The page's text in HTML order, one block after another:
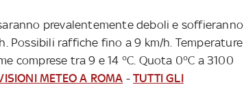
prevalentemente deboli e soffieranno
Possibili raffiche fino a 9 km/h. Temperature
comprese tra 9 e 14 °C. Quota 0°C a 3100
METEO A ROMA -TUTTI GLI